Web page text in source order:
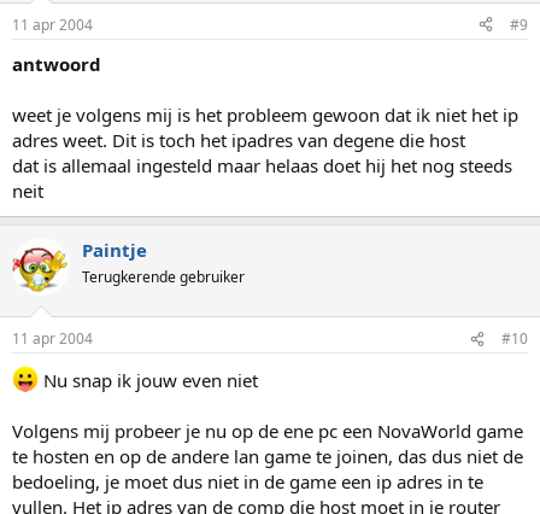
11 apr 2004 #9
antwoord
weet je volgens mij is het probleem gewoon dat ik niet het ip
adres weet. Dit is toch het ipadres van degene die host
dat is allemaal ingesteld maar helaas doet hij het nog steeds
neit
Paintje
Terugkerende gebruiker
11 apr 2004 #10
Nu snap ik jouw even niet
Volgens mij probeer je nu op de ene pc een NovaWorld game
te hosten en op de andere lan game te joinen, das dus niet de
bedoeling, je moet dus niet in de game een ip adres in te
vullen. Het ip adres van de comp die host moet in je router